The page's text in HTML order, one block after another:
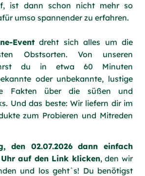
ist dann schon nicht mehr so
umso spannender zu erfahren.
Eventdreht sich alles um die
Obstsorten. Von unseren
du in etwa 60 Minuten
oder unbekannte, lustige
Fakten über die süßen und
Und das beste: Wir liefern dir im
zum Probieren und Mitreden
den 02.07.2026 dann einfach
auf den Link klicken, den wir
und los geht`s! Du benötigst